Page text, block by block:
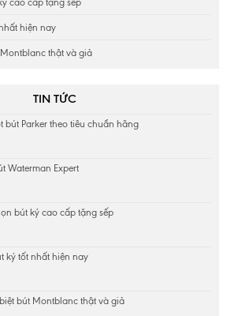
cao cấp tặng sếp
hiện nay
thật và giả
TIN TỨC
bút Parker theo tiêu chuẩn hãng
Waterman Expert
bút ký cao cấp tặng sếp
ký tốt nhất hiện nay
bút Montblanc thật và giả